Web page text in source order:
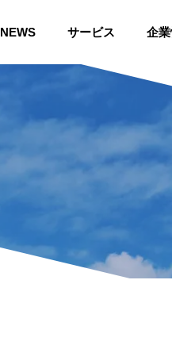
NEWS サービス 企